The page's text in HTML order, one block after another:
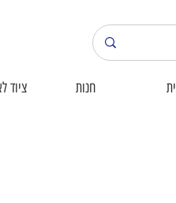
חנות ציוד